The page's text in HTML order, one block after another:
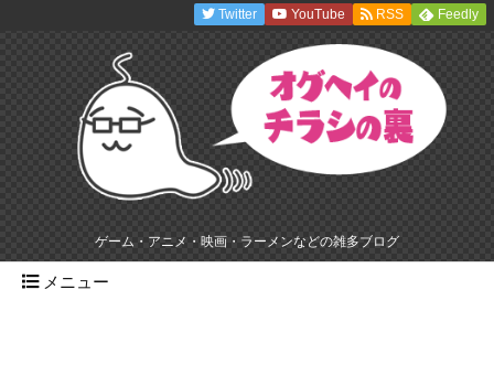
ゲーム・アニメ・映画・ラーメンなどの雑多ブログ
メニュー
Twitter YouTube RSS Feedly